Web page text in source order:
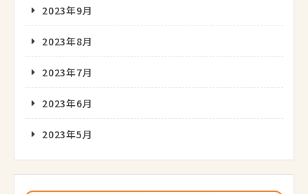
2023年9月
2023年8月
2023年7月
2023年6月
2023年5月